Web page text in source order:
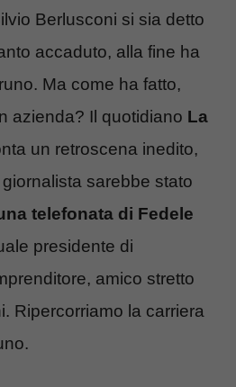
Berlusconi si sia detto
accaduto, alla fine ha
Ma come ha fatto,
azienda? Il quotidiano La
un retroscena inedito,
sarebbe stato
telefonata di Fedele
presidente di
amico stretto
Ripercorriamo la carriera